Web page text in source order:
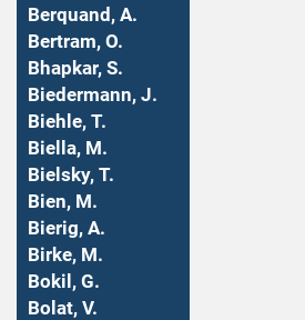
Berquand, A.
Bertram, O.
Bhapkar, S.
Biedermann, J.
Biehle, T.
Biella, M.
Bielsky, T.
Bien, M.
Bierig, A.
Birke, M.
Bokil, G.
Bolat, V.